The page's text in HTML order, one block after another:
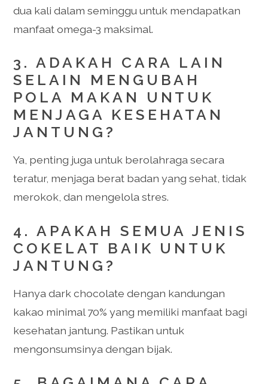
dua kali dalam seminggu untuk mendapatkan
manfaat omega-3 maksimal.
3. ADAKAH CARA LAIN
SELAIN MENGUBAH
POLA MAKAN UNTUK
MENJAGA KESEHATAN
JANTUNG?
Ya, penting juga untuk berolahraga secara
teratur, menjaga berat badan yang sehat, tidak
merokok, dan mengelola stres.
4. APAKAH SEMUA JENIS
COKELAT BAIK UNTUK
JANTUNG?
Hanya dark chocolate dengan kandungan
kakao minimal 70% yang memiliki manfaat bagi
kesehatan jantung. Pastikan untuk
mengonsumsinya dengan bijak.